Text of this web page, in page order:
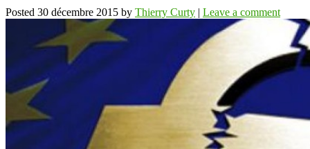
Posted 30 décembre 2015 by Thierry Curty | Leave a comment